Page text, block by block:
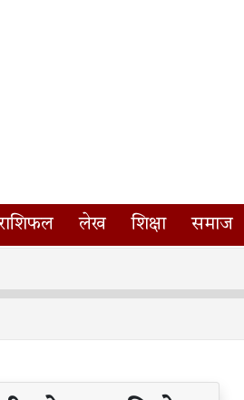
लेख शिक्षा समाज